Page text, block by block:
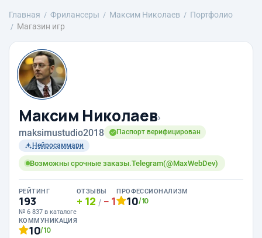
Главная Фрилансеры Максим Николаев
Портфолио
Магазин игр
Максим Николаев›
maksimustudio2018
Паспорт верифицирован
Нейросаммари
Возможны срочные заказы.Telegram(@MaxWebDev)
РЕЙТИНГ
193
№ 6 837 в каталоге
ОТЗЫВЫ
12 / 1
ПРОФЕССИОНАЛИЗМ
10/10
КОММУНИКАЦИЯ
10/10